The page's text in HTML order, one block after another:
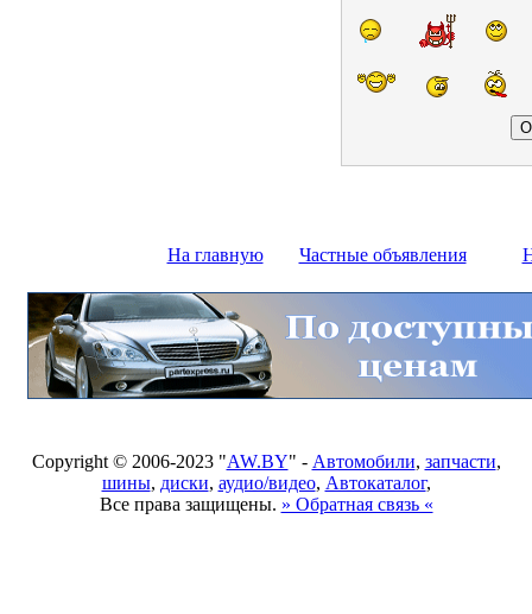
На главную Частные объявления
Copyright © 2006-2023 "AW.BY" - Автомобили, запчасти,
шины, диски, аудио/видео, Автокаталог,
Все права защищены. » Обратная связь «